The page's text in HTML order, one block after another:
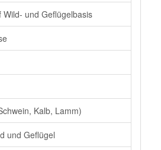
und Geflügelbasis
Kalb, Lamm)
und Geflügel